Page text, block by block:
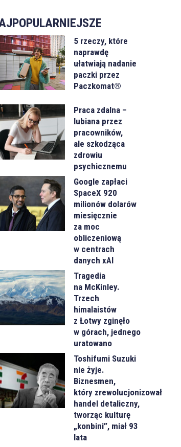
5 rzeczy, które
naprawdę
ułatwiają nadanie
paczki przez
Paczkomat®
Praca zdalna –
lubiana przez
pracowników,
ale szkodząca
zdrowiu
psychicznemu
Google zapłaci
SpaceX 920
milionów dolarów
miesięcznie
za moc
obliczeniową
w centrach
danych xAI
Tragedia
na McKinley.
Trzech
himalaistów
z Łotwy zginęło
w górach, jednego
uratowano
Toshifumi Suzuki
nie żyje.
Biznesmen,
który zrewolucjonizował
handel detaliczny,
tworząc kulturę
„konbini”, miał 93
lata